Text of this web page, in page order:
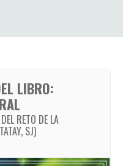
LIBRO:
RETO DE LA
SJ)